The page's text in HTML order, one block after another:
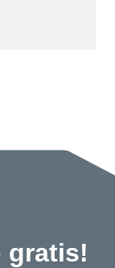
gratis!